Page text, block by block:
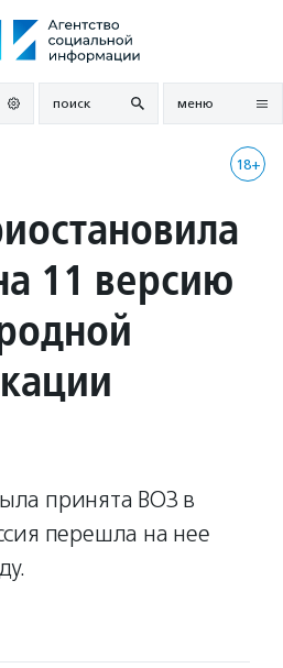
поиск меню
18+
11 версию
принята ВОЗ в
перешла на нее